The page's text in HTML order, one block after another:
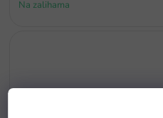
Na zalihama